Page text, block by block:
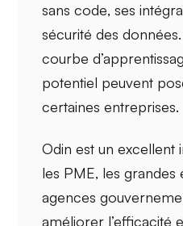
sans code, ses
sécurité des données
courbe
potentiel peuvent
certaines entreprises.
Odin est un excellent
les PME, les grandes
agences
améliorer l’efficacité